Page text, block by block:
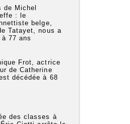
de Michel
: le
belge,
Tatayet, nous a
77 ans
Frot, actrice
de Catherine
décédée à 68
des classes à